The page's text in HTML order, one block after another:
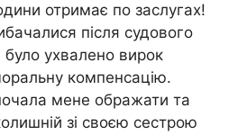
отримає по заслугах!
після судового
було ухвалено вирок
компенсацію.
мене ображати та
зі своєю сестрою